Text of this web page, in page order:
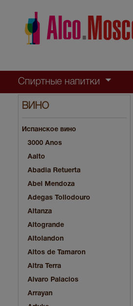
Спиртные напитки
ВИНО
Испанское вино
3000 Anos
Aalto
Abadia Retuerta
Abel Mendoza
Adegas Tollodouro
Altanza
Altogrande
Altolandon
Altos de Tamaron
Altra Terra
Alvaro Palacios
Arrayan